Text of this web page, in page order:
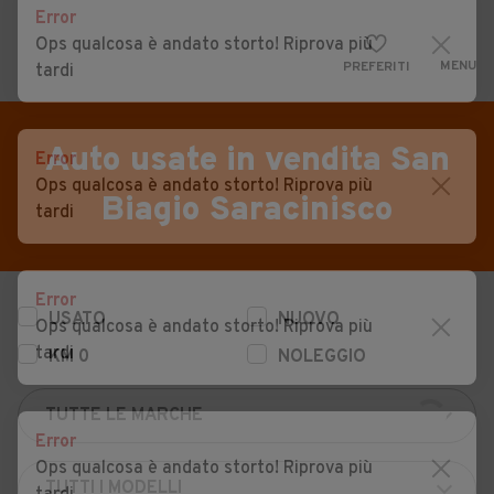
PREFERITI MENU
CERCA
Auto
Auto usate
Auto Nuove
Noleggio a lungo termine
Auto d'epoca
Moto
Camper
VENDI
MAGAZINE
ACCEDI
Auto usate in vendita San
Biagio Saracinisco
USATO
NUOVO
KM 0
NOLEGGIO
Error
Ops qualcosa è andato storto! Riprova più
tardi
Error
Ops qualcosa è andato storto! Riprova più
tardi
Error
Ops qualcosa è andato storto! Riprova più
tardi
Error
Ops qualcosa è andato storto! Riprova più